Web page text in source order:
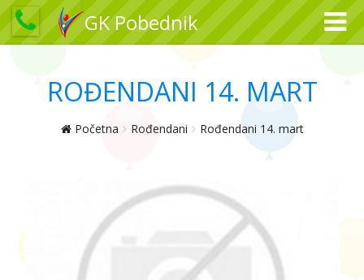
GK Pobednik
ROĐENDANI 14. MART
Početna Rođendani Rođendani 14. mart